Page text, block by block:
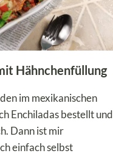
Hähnchenfüllung
im mexikanischen
Enchiladas bestellt und
Dann ist mir
einfach selbst